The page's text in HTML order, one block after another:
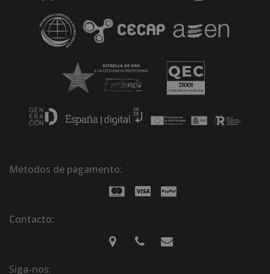
Métodos de pagamento:
Contacto:
Siga-nos: